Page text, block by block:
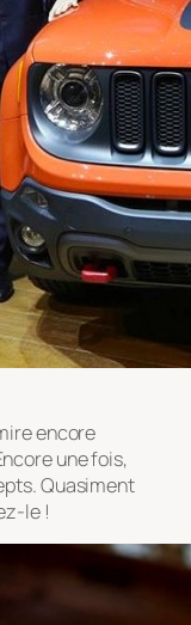
encore
une fois,
Quasiment
le !